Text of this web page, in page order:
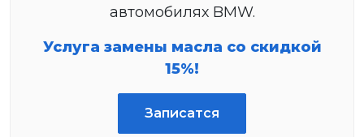
автомобилях BMW.
Услуга замены масла со скидкой
15%!
Записатся